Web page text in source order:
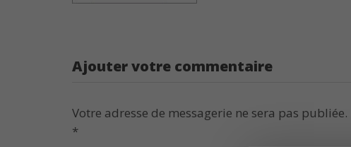
Ajouter votre commentaire
Votre adresse de messagerie ne sera pas publiée.
*